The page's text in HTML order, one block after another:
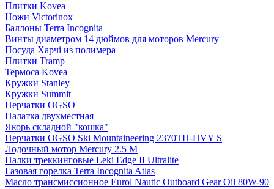
Плитки Kovea
Ножи Victorinox
Баллоны Terra Incognita
Винты диаметром 14 дюймов для моторов Mercury
Посуда Харчі из полимера
Плитки Tramp
Термоса Kovea
Кружки Stanley
Кружки Summit
Перчатки OGSO
Палатка двухместная
Якорь складной "кошка"
Перчатки OGSO Ski Mountaineering 2370TH-HVY S
Лодочный мотор Mercury 2.5 M
Палки треккинговые Leki Edge II Ultralite
Газовая горелка Terra Incognita Atlas
Масло трансмиссионное Eurol Nautic Outboard Gear Oil 80W-90